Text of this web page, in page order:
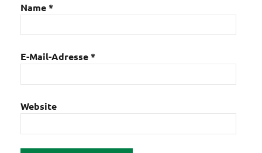
Name*
E-Mail-Adresse*
Website